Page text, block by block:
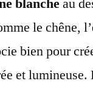
le chêne,
bien pour
et lumineuse.